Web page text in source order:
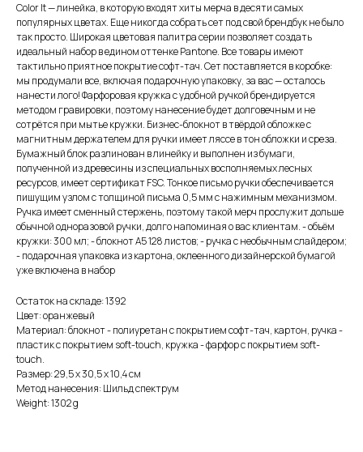
Color It — линейка, в которую входят хиты мерча в десяти самых
популярных цветах. Еще никогда собрать сет под свой брендбук не было
так просто. Широкая цветовая палитра серии позволяет создать
идеальный набор в едином оттенке Pantone. Все товары имеют
тактильно приятное покрытие софт-тач. Сет поставляется в коробке:
мы продумали все, включая подарочную упаковку, за вас — осталось
нанести лого! Фарфоровая кружка с удобной ручкой брендируется
методом гравировки, поэтому нанесение будет долговечным и не
сотрётся при мытье кружки. Бизнес-блокнот в твёрдой обложке с
магнитным держателем для ручки имеет ляссе в тон обложки и среза.
Бумажный блок разлинован в линейку и выполнен из бумаги,
полученной из древесины из специальных восполняемых лесных
ресурсов, имеет сертификат FSC. Тонкое письмо ручки обеспечивается
пишущим узлом с толщиной письма 0,5 мм с нажимным механизмом.
Ручка имеет сменный стержень, поэтому такой мерч прослужит дольше
обычной одноразовой ручки, долго напоминая о вас клиентам. - объём
кружки: 300 мл; - блокнот А5 128 листов; - ручка с необычным слайдером;
- подарочная упаковка из картона, оклеенного дизайнерской бумагой
уже включена в набор
Остаток на складе: 1392
Цвет: оранжевый
Материал: блокнот - полиуретан с покрытием софт-тач, картон, ручка -
пластик с покрытием soft-touch, кружка - фарфор с покрытием soft-
touch.
Размер: 29,5 х 30,5 х 10,4 см
Метод нанесения: Шильд спектрум
Weight: 1302 g